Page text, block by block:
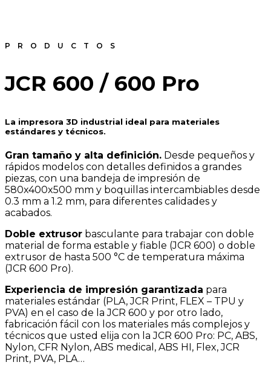
PRODUCTOS
JCR 600 / 600 Pro
La impresora 3D industrial ideal para materiales
estándares y técnicos.
Gran tamaño y alta definición. Desde pequeños y
rápidos modelos con detalles definidos a grandes
piezas, con una bandeja de impresión de
580x400x500 mm y boquillas intercambiables desde
0.3 mm a 1.2 mm, para diferentes calidades y
acabados.
Doble extrusor basculante para trabajar con doble
material de forma estable y fiable (JCR 600) o doble
extrusor de hasta 500 °C de temperatura máxima
(JCR 600 Pro).
Experiencia de impresión garantizada para
materiales estándar (PLA, JCR Print, FLEX – TPU y
PVA) en el caso de la JCR 600 y por otro lado,
fabricación fácil con los materiales más complejos y
técnicos que usted elija con la JCR 600 Pro: PC, ABS,
Nylon, CFR Nylon, ABS medical, ABS HI, Flex, JCR
Print, PVA, PLA…